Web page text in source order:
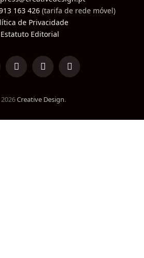
163 426(tarifa de rede móvel)
de Privacidade
Estatuto Editorial
FacebookInstagramTikTok
Creative Design.